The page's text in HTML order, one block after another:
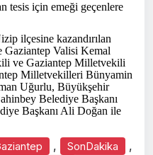
tesis için emeği geçenlere
ilçesine kazandırılan
Gaziantep Valisi Kemal
ve Gaziantep Milletvekili
Milletvekilleri Bünyamin
Uğurlu, Büyükşehir
Belediye Başkanı
Başkanı Ali Doğan ile
, SonDakika ,